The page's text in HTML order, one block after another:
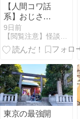
【人間コワ話
系】おじさん
は、もう人を
殺すことをや
めたの？
9日前
【閲覧注意】怪談の森【怖い話まとめ】
東京の最強開